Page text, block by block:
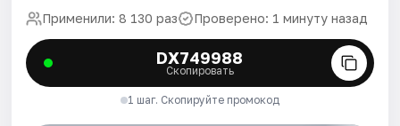
Применили: 8 130 раз Проверено: 1 минуту назад
DX749988
Скопировать
1 шаг. Скопируйте промокод